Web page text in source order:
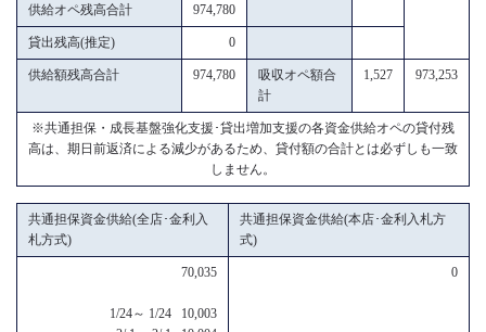
供給オペ残高合計 974,780
貸出残高(推定) 0
供給額残高合計 974,780
吸収オペ額合
計
1,527 973,253
※共通担保・成長基盤強化支援･貸出増加支援の各資金供給オペの貸付残
高は、期日前返済による減少があるため、貸付額の合計とは必ずしも一致
しません。
共通担保資金供給(全店･金利入
札方式)
共通担保資金供給(本店･金利入札方
式)
70,035
1/24～ 1/24 10,003
0